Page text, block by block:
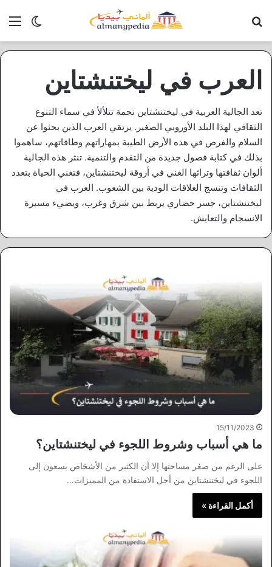
الوضع
العرب في ليختنشتاين
تعد الجالية العربية في ليختنشتاين نجمة تتلألأ في سماء التنوع
الثقافي لهذا البلد الأوروبي الصغير. يرتقي العرب الذين بحثوا عن
السلام والفرص في هذه الأرض الطيبة بمهاراتهم وطاقاتهم، ساهموا
بذلك في كتابة فصول جديدة من التقدم والتنمية. تنثر هذه الجالية
ألوان ثقافتها وتراثها الغني في أروقة ليختنشتاين، فتغني الحياة بتعدد
الثقافات وتنسج العلاقات الودية بين الشعوب. العرب في
ليختنشتاين، جسر حضاري يربط بين شرق وغرب، ويضيء مسيرة
الانسجام والتعايش.
15/11/2023
ما هي أسباب وشروط اللجوء في ليختنشتاين؟
على الرغم من صغر مساحتها إلا أن الكثير من الأشخاص يسعون إلى
اللجوء في ليختنشتاين من أجل الاستفادة من المميزات…
أكمل القراءة »